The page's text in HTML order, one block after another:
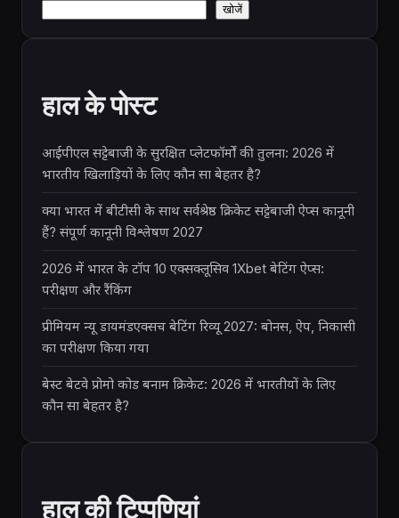
खोजें
हाल के पोस्ट
आईपीएल सट्टेबाजी के सुरक्षित प्लेटफॉर्मों की तुलना: 2026 में
भारतीय खिलाड़ियों के लिए कौन सा बेहतर है?
क्या भारत में बीटीसी के साथ सर्वश्रेष्ठ क्रिकेट सट्टेबाजी ऐप्स कानूनी
हैं? संपूर्ण कानूनी विश्लेषण 2027
2026 में भारत के टॉप 10 एक्सक्लूसिव 1Xbet बेटिंग ऐप्स:
परीक्षण और रैंकिंग
प्रीमियम न्यू डायमंडएक्सच बेटिंग रिव्यू 2027: बोनस, ऐप, निकासी
का परीक्षण किया गया
बेस्ट बेटवे प्रोमो कोड बनाम क्रिकेट: 2026 में भारतीयों के लिए
कौन सा बेहतर है?
हाल की टिप्पणियां